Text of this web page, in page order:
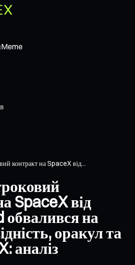
Meme
контракт на SpaceX від...
SpaceX від
на
оракул та
аналіз